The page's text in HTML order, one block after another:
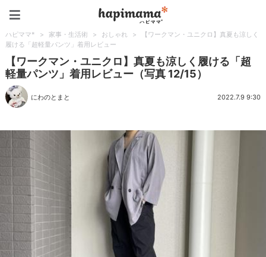
ハピママ* > 家事・生活術 > おしゃれ >
【ワークマン・ユニクロ】真夏も涼しく
履ける「超軽量パンツ」着用レビュー
【ワークマン・ユニクロ】真夏も涼しく履ける「超
軽量パンツ」着用レビュー（写真 12/15）
にわのとまと 2022.7.9 9:30